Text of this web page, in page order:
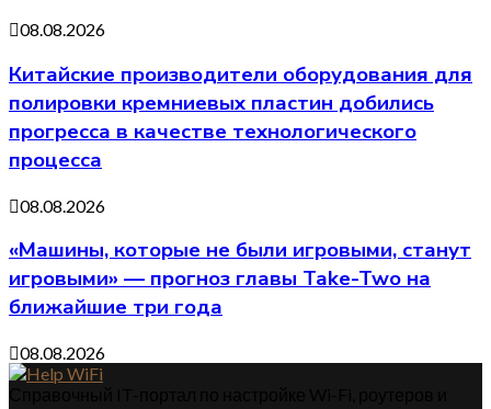
08.08.2026
Китайские производители оборудования для
полировки кремниевых пластин добились
прогресса в качестве технологического
процесса
08.08.2026
«Машины, которые не были игровыми, станут
игровыми» — прогноз главы Take-Two на
ближайшие три года
08.08.2026